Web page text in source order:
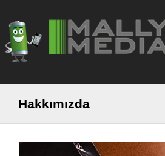
Hakkımızda